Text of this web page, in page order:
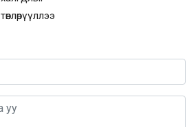
төвлөрүүллээ